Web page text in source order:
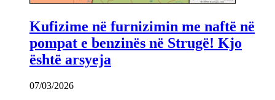
Kufizime në furnizimin me naftë në
pompat e benzinës në Strugë! Kjo
është arsyeja
07/03/2026